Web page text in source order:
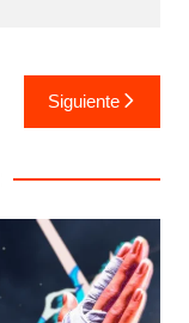
Siguiente